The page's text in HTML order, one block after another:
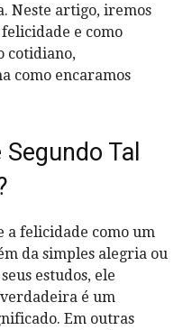
Neste artigo, iremos
e como
cotidiano,
como encaramos
Tal
a felicidade como um
da simples alegria ou
estudos, ele
é um
Em outras